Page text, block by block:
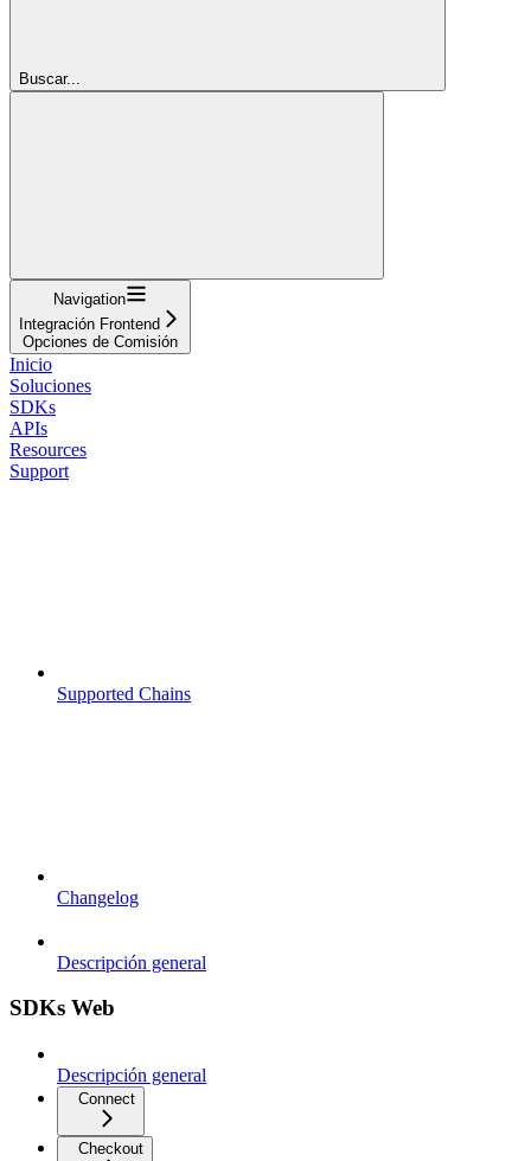
Buscar...
Navigation
Integración Frontend
Opciones de Comisión
Inicio
Soluciones
SDKs
APIs
Resources
Support
Supported Chains
Changelog
Descripción general
SDKs Web
Descripción general
Connect
Checkout